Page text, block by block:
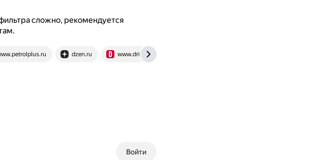
сложно, рекомендуется
dzen.ru www.drive2.ru
Войти